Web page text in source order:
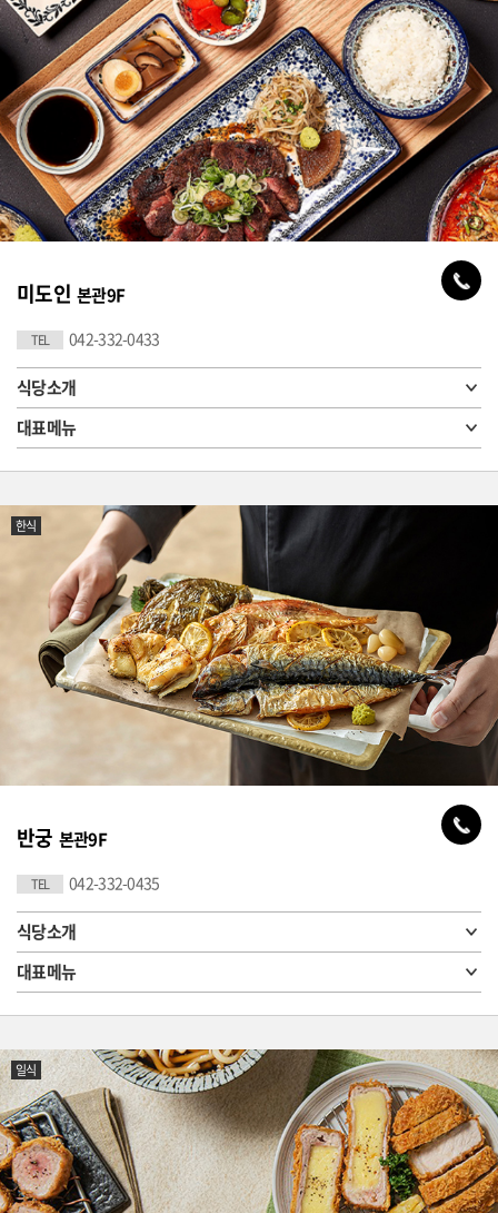
미도인 본관9F
TEL 042-332-0433
식당소개
대표메뉴
한식
반궁 본관9F
TEL 042-332-0435
식당소개
대표메뉴
일식